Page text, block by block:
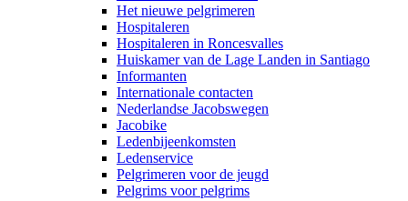
Het nieuwe pelgrimeren
Hospitaleren
Hospitaleren in Roncesvalles
Huiskamer van de Lage Landen in Santiago
Informanten
Internationale contacten
Nederlandse Jacobswegen
Jacobike
Ledenbijeenkomsten
Ledenservice
Pelgrimeren voor de jeugd
Pelgrims voor pelgrims